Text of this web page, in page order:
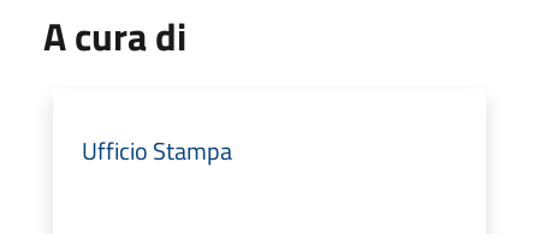
A cura di
Ufficio Stampa